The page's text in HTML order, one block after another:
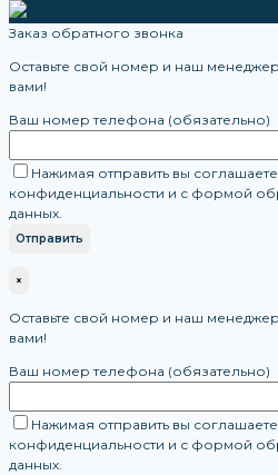
Заказ обратного звонка
Оставьте свой номер и наш
вами!
Ваш номер телефона (обязательно)
Нажимая отправить вы
конфиденциальности и с формой
данных.
×
Оставьте свой номер и наш
вами!
Ваш номер телефона (обязательно)
Нажимая отправить вы
конфиденциальности и с формой
данных.